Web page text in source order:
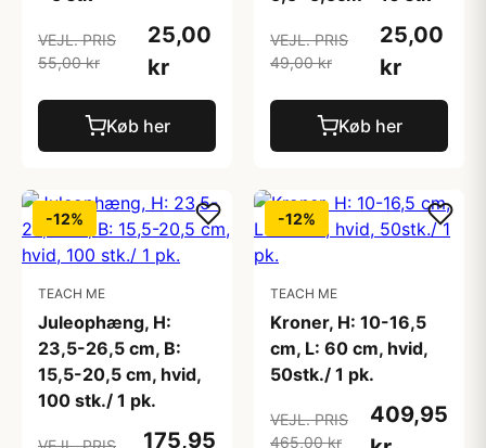
VEJL. PRIS
55,00 kr
25,00
kr
Køb her
VEJL. PRIS
49,00 kr
25,00
kr
Køb her
-12%
TEACH ME
Juleophæng, H:
23,5-26,5 cm, B:
15,5-20,5 cm, hvid,
100 stk./ 1 pk.
175,95
-12%
TEACH ME
Kroner, H: 10-16,5
cm, L: 60 cm, hvid,
50stk./ 1 pk.
VEJL. PRIS
465,00 kr
409,95